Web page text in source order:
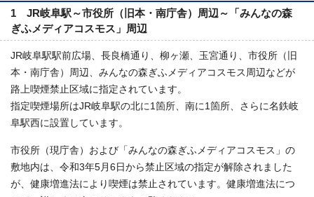
1 JR岐阜駅～市役所（旧本・南庁舎）周辺～「みんなの森
ぎふメディアコスモス」周辺
JR岐阜駅駅前広場、長良橋通り、柳ヶ瀬、玉宮通り、市役所（旧
本・南庁舎）周辺、みんなの森ぎふメディアコスモス周辺などが
路上喫煙禁止区域に指定されています。
指定喫煙場所はJR岐阜駅の北に1箇所、南に1箇所、さらに名鉄岐
阜駅西に設置しています。
市役所（現庁舎）および「みんなの森ぎふメディアコスモス」の
敷地内は、令和3年5月6日から禁止区域の指定が解除されました
が、健康増進法により喫煙は禁止されています。健康増進法につ